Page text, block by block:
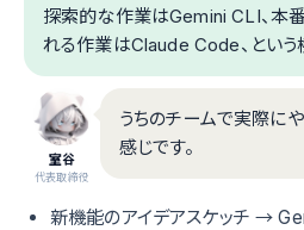
探索的な作業はGemini CLI、本
れる作業はClaude Code、という
室谷
代表取締役
うちのチームで実際に
感じです。
新機能のアイデアスケッチ →